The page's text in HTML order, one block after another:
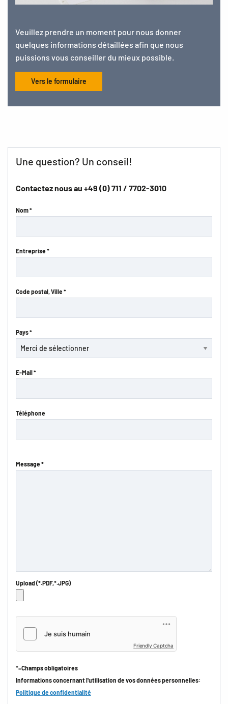
Veuillez prendre un moment pour nous donner
quelques informations détaillées afin que nous
puissions vous conseiller du mieux possible.
Vers le formulaire
Une question? Un conseil!
Contactez nous au +49 (0) 711 / 7702-3010
Nom *
Entreprise *
Code postal, Ville *
Pays *
E-Mail *
Téléphone
Message *
Upload (*.PDF,*.JPG)
Friendly Captcha
*=Champs obligatoires
Informations concernant l'utilisation de vos données personnelles:
Politique de confidentialité